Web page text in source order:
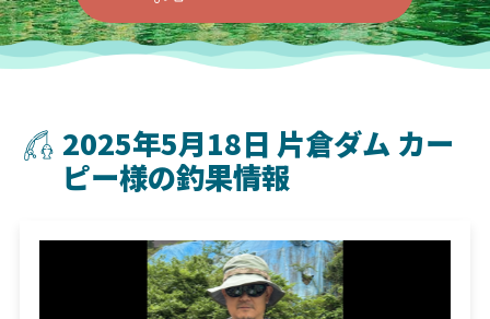
2025年5月18日 片倉ダム カー
ピー様の釣果情報